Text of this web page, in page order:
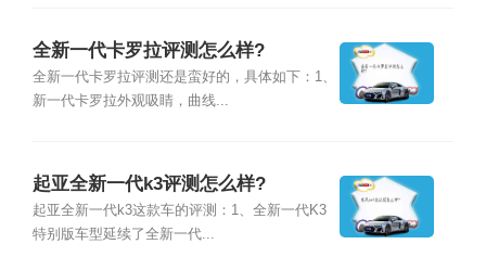
全新一代卡罗拉评测怎么样?
全新一代卡罗拉评测还是蛮好的，具体如下：1、
新一代卡罗拉外观吸睛，曲线...
起亚全新一代k3评测怎么样?
起亚全新一代k3这款车的评测：1、全新一代K3
特别版车型延续了全新一代...